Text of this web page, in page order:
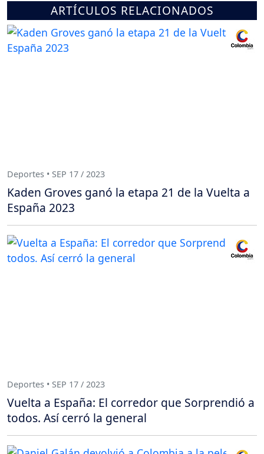
ARTÍCULOS RELACIONADOS
Deportes • SEP 17 / 2023
Kaden Groves ganó la etapa 21 de la Vuelta a
España 2023
Deportes • SEP 17 / 2023
Vuelta a España: El corredor que Sorprendió a
todos. Así cerró la general